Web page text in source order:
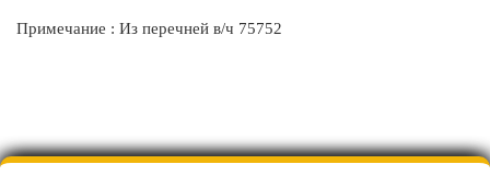
Примечание : Из перечней в/ч 75752